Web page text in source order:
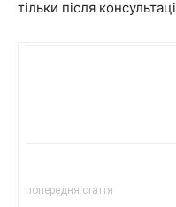
тільки після
попередня стаття